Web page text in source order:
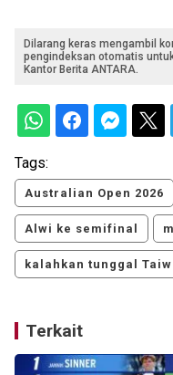
Dilarang keras mengambil
pengindeksan otomatis
Kantor Berita ANTARA.
Tags:
Australian Open 2026
Alwi ke semifinal
kalahkan tunggal
Terkait